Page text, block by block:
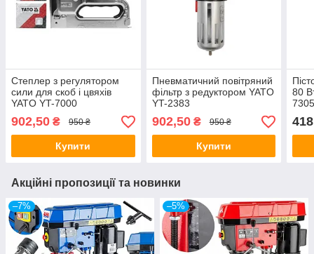
Степлер з регулятором
сили для скоб і цвяхів
YATO YT-7000
902,50 ₴ 950 ₴
Купити
Пневматичний повітряний
фільтр з редуктором YATO
YT-2383
902,50₴ 950 ₴
Купити
80
418
Акційні пропозиції та новинки
–7% –5%